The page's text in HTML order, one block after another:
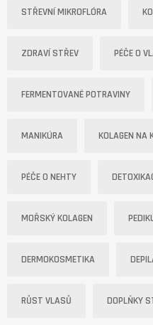
STŘEVNÍ MIKROFLÓRA
ZDRAVÍ STŘEV PÉČE O
FERMENTOVANÉ POTRAVINY
MANIKÚRA KOLAGEN NA
PÉČE O NEHTY
MOŘSKÝ KOLAGEN
DERMOKOSMETIKA
RŮST VLASŮ DOPLŇKY